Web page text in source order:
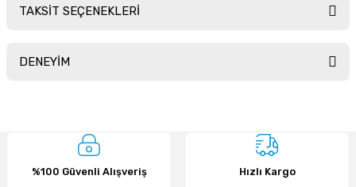
TAKSİT SEÇENEKLERİ
DENEYİM
Deneyimini Paylaş
%100 Güvenli Alışveriş
Hızlı Kargo